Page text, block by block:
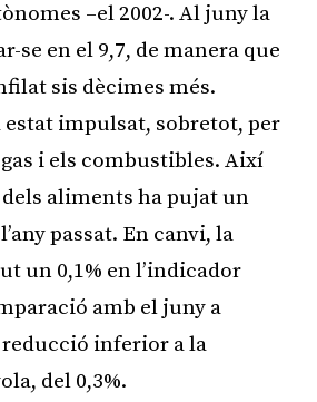
–el 2002-. Al juny la
se en el 9,7, de manera que
sis dècimes més.
estat impulsat, sobretot, per
i els combustibles. Així
aliments ha pujat un
passat. En canvi, la
un 0,1% en l’indicador
amb el juny a
reducció inferior a la
del 0,3%.